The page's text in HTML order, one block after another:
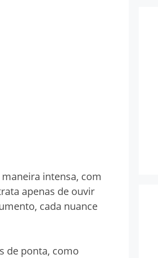
intensa, com
apenas de ouvir
cada nuance
de ponta, como